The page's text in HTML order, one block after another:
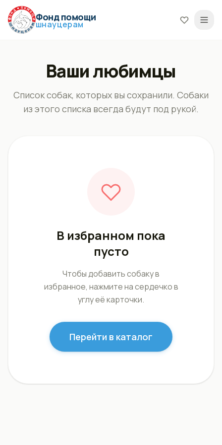
Фонд помощи
шнауцерам
Ваши любимцы
Список собак, которых вы сохранили. Собаки
из этого списка всегда будут под рукой.
В избранном пока
пусто
Чтобы добавить собаку в
избранное, нажмите на сердечко в
углу её карточки.
Перейти в каталог